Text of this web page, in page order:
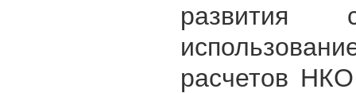
развития
расчетов